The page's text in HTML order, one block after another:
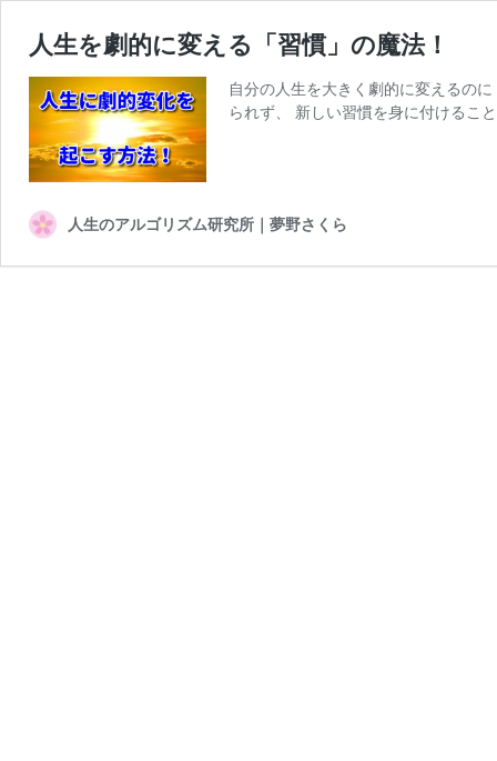
人生を劇的に変える「習慣」の魔法！
自分の人生を大きく劇的に変えるの
られず、 新しい習慣を身に付ける
人生のアルゴリズム研究所｜夢野さくら